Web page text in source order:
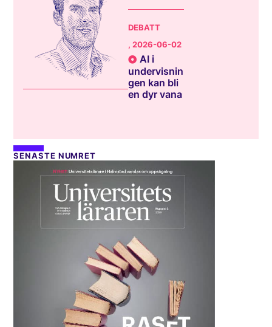
DEBATT
, 2026-06-02
AI i
undervisnin
gen kan bli
en dyr vana
SENASTE NUMRET